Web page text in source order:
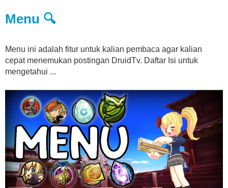
Menu 🔍
Menu ini adalah fitur untuk kalian pembaca agar kalian
cepat menemukan postingan DruidTv. Daftar Isi untuk
mengetahui ...